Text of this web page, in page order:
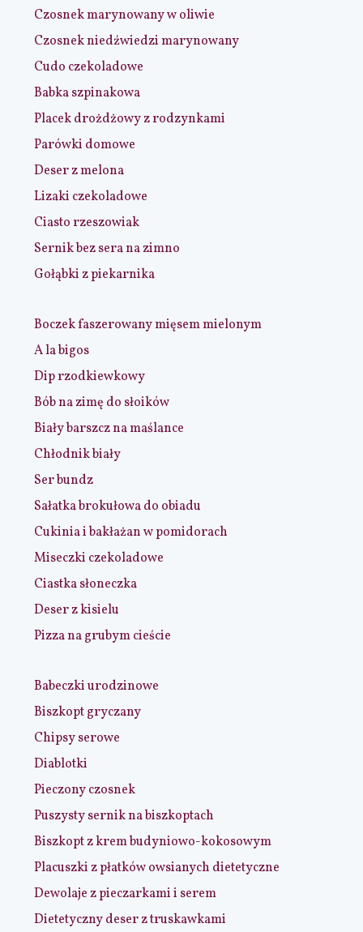
Czosnek marynowany w oliwie
Czosnek niedźwiedzi marynowany
Cudo czekoladowe
Babka szpinakowa
Placek drożdżowy z rodzynkami
Parówki domowe
Deser z melona
Lizaki czekoladowe
Ciasto rzeszowiak
Sernik bez sera na zimno
Gołąbki z piekarnika
Boczek faszerowany mięsem mielonym
A la bigos
Dip rzodkiewkowy
Bób na zimę do słoików
Biały barszcz na maślance
Chłodnik biały
Ser bundz
Sałatka brokułowa do obiadu
Cukinia i bakłażan w pomidorach
Miseczki czekoladowe
Ciastka słoneczka
Deser z kisielu
Pizza na grubym cieście
Babeczki urodzinowe
Biszkopt gryczany
Chipsy serowe
Diablotki
Pieczony czosnek
Puszysty sernik na biszkoptach
Biszkopt z krem budyniowo-kokosowym
Placuszki z płatków owsianych dietetyczne
Dewolaje z pieczarkami i serem
Dietetyczny deser z truskawkami